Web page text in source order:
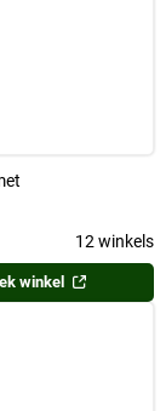
12 winkels
winkel